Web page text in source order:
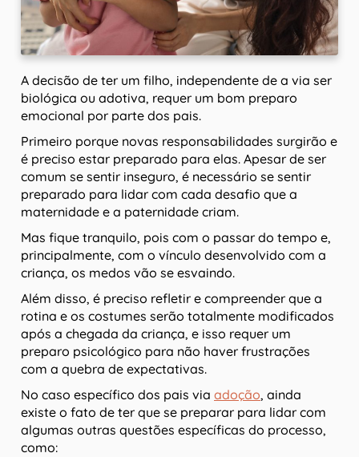
A decisão de ter um filho, independente de a via ser
biológica ou adotiva, requer um bom preparo
emocional por parte dos pais.
Primeiro porque novas responsabilidades surgirão e
é preciso estar preparado para elas. Apesar de ser
comum se sentir inseguro, é necessário se sentir
preparado para lidar com cada desafio que a
maternidade e a paternidade criam.
Mas fique tranquilo, pois com o passar do tempo e,
principalmente, com o vínculo desenvolvido com a
criança, os medos vão se esvaindo.
Além disso, é preciso refletir e compreender que a
rotina e os costumes serão totalmente modificados
após a chegada da criança, e isso requer um
preparo psicológico para não haver frustrações
com a quebra de expectativas.
No caso específico dos pais via adoção, ainda
existe o fato de ter que se preparar para lidar com
algumas outras questões específicas do processo,
como: